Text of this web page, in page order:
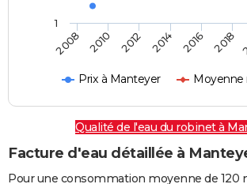
Prix à Manteyer Moyenne
2008 2010 2012 2014 2016 2018
1
Qualité de l'eau du robinet à
Facture d'eau détaillée à
Pour une consommation moyenne de 120